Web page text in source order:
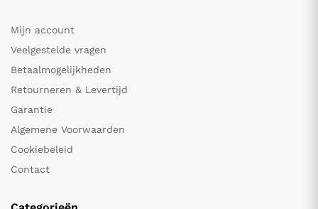
Mijn account
Veelgestelde vragen
Betaalmogelijkheden
Retourneren & Levertijd
Garantie
Algemene Voorwaarden
Cookiebeleid
Contact